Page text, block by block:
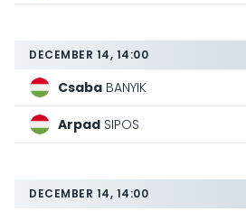
DECEMBER 14, 14:00
Csaba BANYIK
Arpad SIPOS
DECEMBER 14, 14:00